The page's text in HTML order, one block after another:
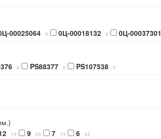
00025064 0 0Ц-00018132 0 0Ц-00037301
0 PS88377 0 PS107538 0
14 9 35 7 73 6 42